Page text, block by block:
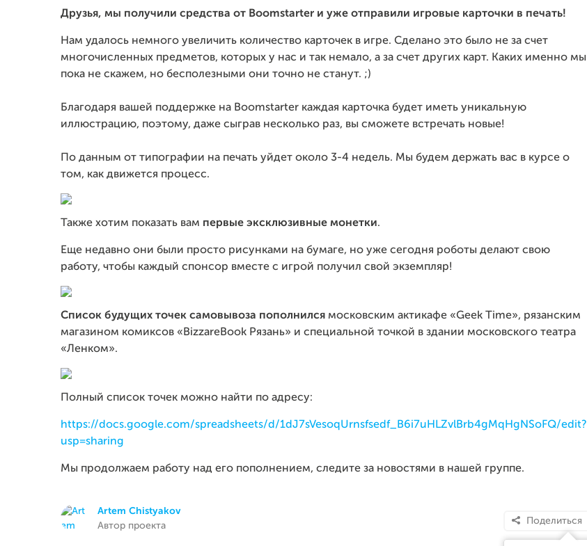
Друзья, мы получили средства от Boomstarter и уже отправили игровые карточки в печать!
Нам удалось немного увеличить количество карточек в игре. Сделано это было не за счет
многочисленных предметов, которых у нас и так немало, а за счет других карт. Каких именно мы
пока не скажем, но бесполезными они точно не станут. ;)
Благодаря вашей поддержке на Boomstarter каждая карточка будет иметь уникальную
иллюстрацию, поэтому, даже сыграв несколько раз, вы сможете встречать новые!
По данным от типографии на печать уйдет около 3-4 недель. Мы будем держать вас в курсе о
том, как движется процесс.
Также хотим показать вам первые эксклюзивные монетки.
Еще недавно они были просто рисунками на бумаге, но уже сегодня роботы делают свою
работу, чтобы каждый спонсор вместе с игрой получил свой экземпляр!
Список будущих точек самовывоза пополнился московским актикафе «Geek Time», рязанским
магазином комиксов «BizzareBook Рязань» и специальной точкой в здании московского театра
«Ленком».
Полный список точек можно найти по адресу:
https://docs.google.com/spreadsheets/d/1dJ7sVesoqUrnsfsedf_B6i7uHLZvlBrb4gMqHgNSoFQ/edit?
usp=sharing
Мы продолжаем работу над его пополнением, следите за новостями в нашей группе.
Artem Chistyakov
Автор проекта
Поделиться